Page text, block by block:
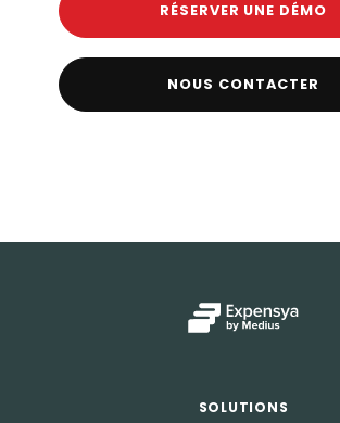
RÉSERVER UNE DÉMO
NOUS CONTACTER
SOLUTIONS